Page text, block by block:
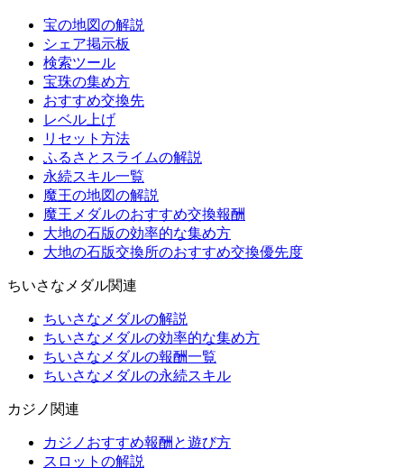
宝の地図の解説
シェア掲示板
検索ツール
宝珠の集め方
おすすめ交換先
レベル上げ
リセット方法
ふるさとスライムの解説
永続スキル一覧
魔王の地図の解説
魔王メダルのおすすめ交換報酬
大地の石版の効率的な集め方
大地の石版交換所のおすすめ交換優先度
ちいさなメダル関連
ちいさなメダルの解説
ちいさなメダルの効率的な集め方
ちいさなメダルの報酬一覧
ちいさなメダルの永続スキル
カジノ関連
カジノおすすめ報酬と遊び方
スロットの解説